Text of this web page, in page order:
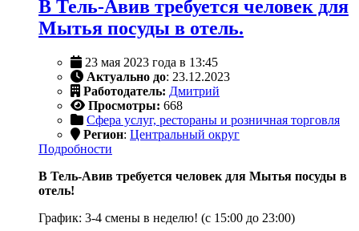
В Тель-Авив требуется человек для
Мытья посуды в отель.
23 мая 2023 года в 13:45
Актуально до: 23.12.2023
Работодатель: Дмитрий
Просмотры: 668
Сфера услуг, рестораны и розничная торговля
Регион: Центральный округ
Подробности
В Тель-Авив требуется человек для Мытья посуды в
отель!
График: 3-4 смены в неделю! (с 15:00 до 23:00)